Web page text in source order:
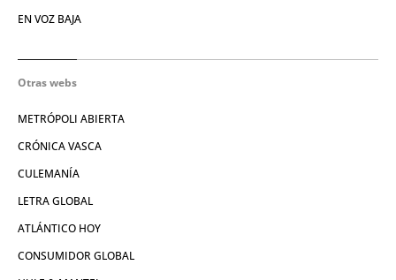
EN VOZ BAJA
Otras webs
METRÓPOLI ABIERTA
CRÓNICA VASCA
CULEMANÍA
LETRA GLOBAL
ATLÁNTICO HOY
CONSUMIDOR GLOBAL